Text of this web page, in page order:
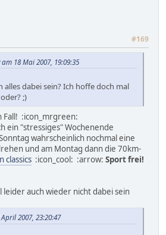
#169
18 Mai 2007, 19:09:35
alles dabei sein? Ich hoffe doch mal
;)
Fall! :icon_mrgreen:
ein "stressiges" Wochenende
wahrscheinlich nochmal eine
und am Montag dann die 70km-
classics :icon_cool: :arrow: Sport frei!
auch wieder nicht dabei sein
2007, 23:20:47